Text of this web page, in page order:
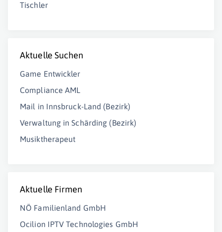
Tischler
Aktuelle Suchen
Game Entwickler
Compliance AML
Mail in Innsbruck-Land (Bezirk)
Verwaltung in Schärding (Bezirk)
Musiktherapeut
Aktuelle Firmen
NÖ Familienland GmbH
Ocilion IPTV Technologies GmbH